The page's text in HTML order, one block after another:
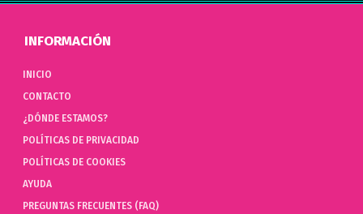
INFORMACIÓN
INICIO
CONTACTO
¿DÓNDE ESTAMOS?
POLÍTICAS DE PRIVACIDAD
POLÍTICAS DE COOKIES
AYUDA
PREGUNTAS FRECUENTES (FAQ)